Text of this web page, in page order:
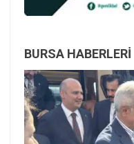
BURSA HABERLERI